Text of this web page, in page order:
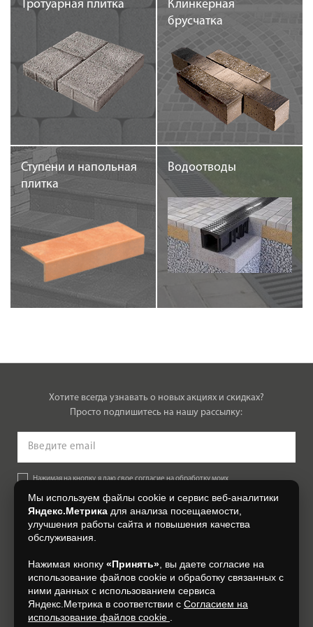
Доставка
Сотрудничество
Галерея объектов
Контакты
Тротуарная плитка
Клинкерная
брусчатка
Ступени и напольная
плитка
Водоотводы
Хотите всегда узнавать о новых акциях и скидках?
Просто подпишитесь на нашу рассылку:
Нажимая на кнопку, я даю свое согласие на обработку моих
Согласии на обработку персональных данных.
+7 (4832) 300-007
Мы используем файлы cookie и сервис веб-аналитики
Яндекс.Метрика для анализа посещаемости,
улучшения работы сайта и повышения качества
обслуживания.
Нажимая кнопку «Принять» , вы даете согласие на
использование файлов cookie и обработку связанных с
ними данных с использованием сервиса
Яндекс.Метрика в соответствии с Согласием на
использование файлов cookie